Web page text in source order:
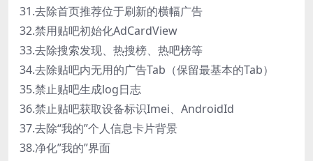
31.去除首页推荐位于刷新的横幅广告
32.禁用贴吧初始化AdCardView
33.去除搜索发现、热搜榜、热吧榜等
34.去除贴吧内无用的广告Tab（保留最基本的Tab）
35.禁止贴吧生成log日志
36.禁止贴吧获取设备标识Imei、AndroidId
37.去除“我的”个人信息卡片背景
38.净化”我的”界面